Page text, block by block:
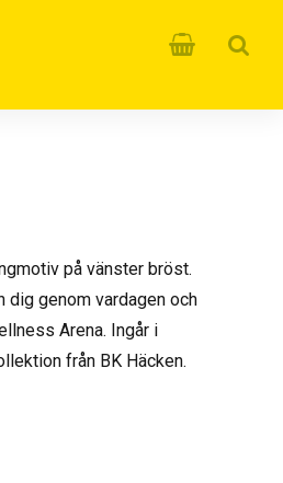
på vänster bröst.
genom vardagen och
Arena. Ingår i
från BK Häcken.